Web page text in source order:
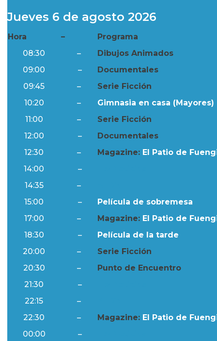
Jueves 6 de agosto 2026
Hora –
Programa
08:30
–
Dibujos Animados
09:00
–
Documentales
09:45
–
Serie Ficción
10:20
–
Gimnasia en casa (Mayores)
11:00
–
Serie Ficción
12:00
–
Documentales
12:30
– Magazine: El Patio de
14:00
–
14:35
–
15:00
–
Película de sobremesa
17:00
– Magazine: El Patio de
18:30
–
Película de la tarde
20:00
–
Serie Ficción
20:30
–
Punto de Encuentro
21:30
–
22:15
–
22:30
– Magazine: El Patio de
00:00
–